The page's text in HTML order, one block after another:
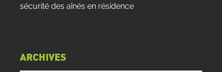
sécurité des aînés en résidence
ARCHIVES